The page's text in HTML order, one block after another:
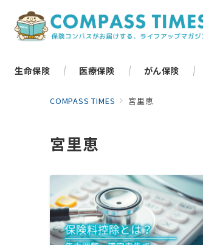
生命保険 医療保険 がん保険
COMPASS TIMES 宮里恵
宮里恵